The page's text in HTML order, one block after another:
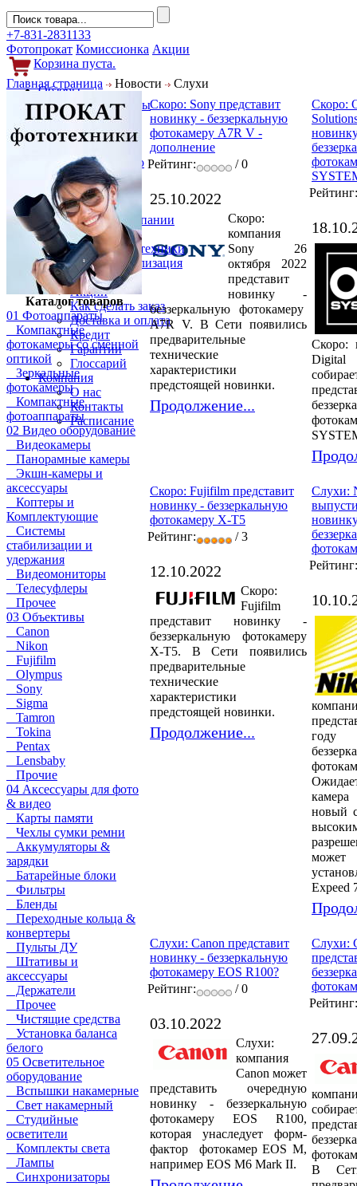
+7-831-2831133
Фотопрокат Комиссионка Акции
Корзина пуста.
Обзоры
Фотоаппараты
Объективы
Фильтры
Фото и видео
Гаджеты
Аксессуары
Слухи
Новости компании
Услуги
Прокат фототехники
Выкуп и реализация
Покупателям
Акции
Как сделать заказ
Доставка и оплата
Кредит
Гарантии
Глоссарий
Компания
О нас
Контакты
Расписание
Главная страница Новости Слухи
Каталог товаров
01 Фотоаппараты
Компактные
фотокамеры со сменной
оптикой
Зеркальные
фотокамеры
Компактные
фотоаппараты
02 Видео оборудование
Видеокамеры
Панорамные камеры
Экшн-камеры и
аксессуары
Коптеры и
Комплектующие
Системы
стабилизации и
удержания
Видеомониторы
Телесуфлеры
Прочее
03 Объективы
Canon
Nikon
Fujifilm
Olympus
Sony
Sigma
Tamron
Tokina
Pentax
Lensbaby
Прочие
04 Аксессуары для фото
& видео
Карты памяти
Чехлы сумки ремни
Аккумуляторы &
зарядки
Батарейные блоки
Фильтры
Бленды
Переходные кольца &
конвертеры
Пульты ДУ
Штативы и
аксессуары
Держатели
Прочее
Чистящие средства
Установка баланса
белого
05 Осветительное
оборудование
Вспышки накамерные
Свет накамерный
Студийные
осветители
Комплекты света
Лампы
Синхронизаторы
Скоро: Sony представит
новинку - беззеркальную
фотокамеру A7R V -
дополнение
Рейтинг:
/ 0
25.10.2022
Скоро:
компания
Sony 26
октября 2022
представит
новинку -
беззеркальную фотокамеру
A7R V. В Сети появились
предварительные
технические
характеристики
предстоящей новинки.
Продолжение...
Скоро:
Рейтинг:
Скоро:
Скоро: Fujifilm представит
новинку - беззеркальную
фотокамеру Х-Т5
Рейтинг:
/ 3
12.10.2022
Скоро:
Fujifilm
представит новинку -
беззеркальную фотокамеру
Х-Т5. В Сети появились
предварительные
технические
характеристики
предстоящей новинки.
Продолжение...
Слухи:
Рейтинг:
году
новый
Expeed
Слухи: Canon представит
новинку - беззеркальную
фотокамеру EOS R100?
Рейтинг:
/ 0
03.10.2022
Слухи:
компания
Canon может
представить очередную
новинку - беззеркальную
фотокамеру EOS R100,
которая унаследует форм-
фактор фотокамер EOS M,
например EOS M6 Mark II.
Слухи:
Рейтинг:
В